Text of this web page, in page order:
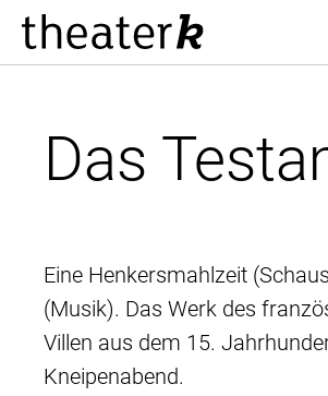
Das
Eine Henkersmahlzeit
(Musik). Das Werk des
Villen aus dem 15.
Kneipenabend.